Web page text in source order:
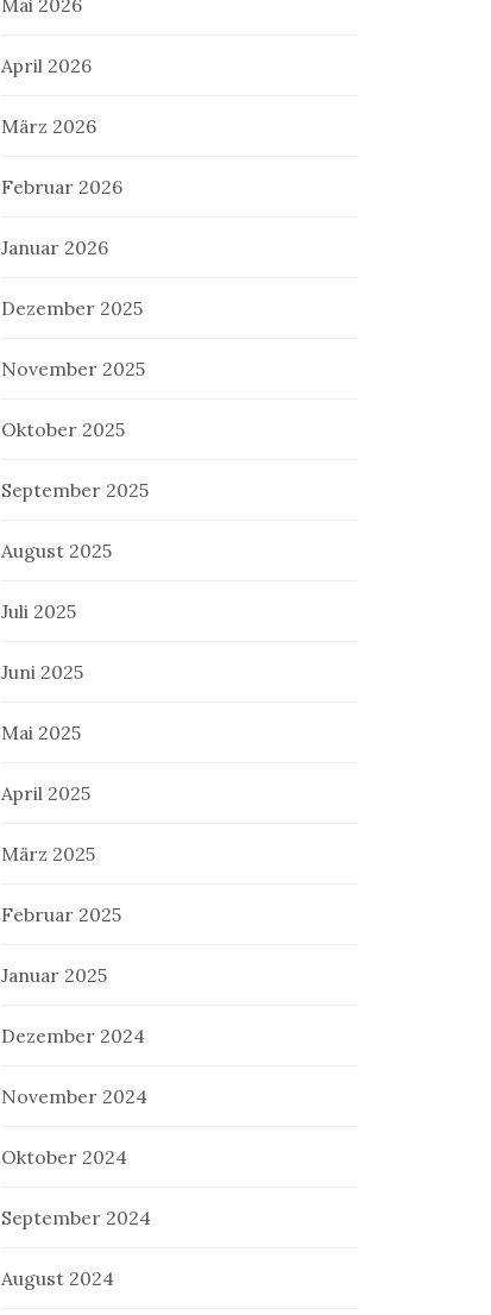
Mai 2026
April 2026
März 2026
Februar 2026
Januar 2026
Dezember 2025
November 2025
Oktober 2025
September 2025
August 2025
Juli 2025
Juni 2025
Mai 2025
April 2025
März 2025
Februar 2025
Januar 2025
Dezember 2024
November 2024
Oktober 2024
September 2024
August 2024